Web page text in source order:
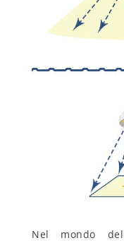
Nel mondo